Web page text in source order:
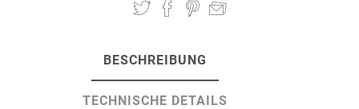
BESCHREIBUNG
TECHNISCHE DETAILS